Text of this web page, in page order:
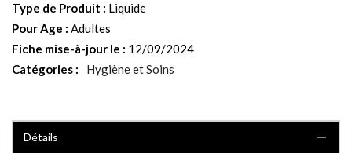
Type de Produit : Liquide
Pour Age : Adultes
Fiche mise-à-jour le : 12/09/2024
Catégories :
Hygiène et Soins
Détails